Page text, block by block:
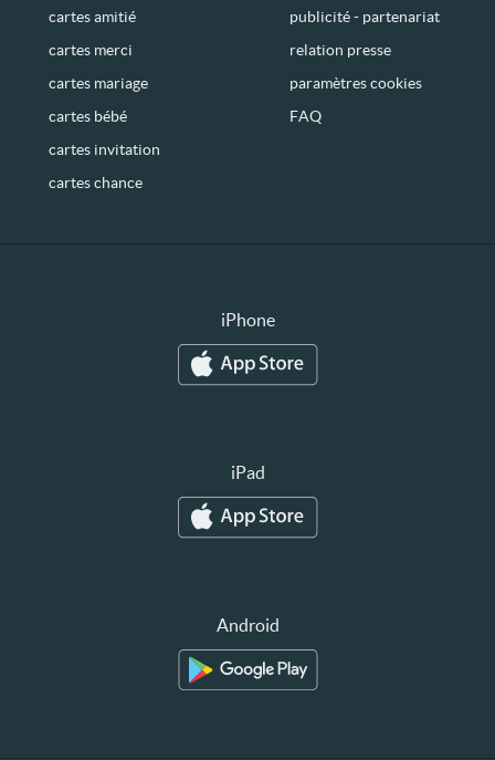
cartes amitié
cartes merci
cartes mariage
cartes bébé
cartes invitation
cartes chance
publicité - partenariat
relation presse
paramètres cookies
FAQ
iPhone
iPad
Android